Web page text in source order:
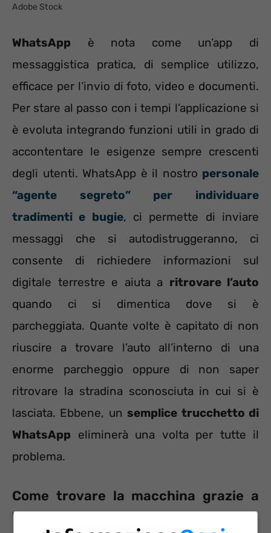
Adobe Stock
WhatsApp è nota come un’app di
messaggistica pratica, di semplice utilizzo,
efficace per l’invio di foto, video e documenti.
Per stare al passo con i tempi l’applicazione si
è evoluta integrando funzioni utili in grado di
accontentare le esigenze sempre crescenti
degli utenti. WhatsApp è il nostro personale
“agente segreto” per individuare
tradimenti e bugie, ci permette di inviare
messaggi che si autodistruggeranno, ci
consente di richiedere informazioni sul
digitale terrestre e aiuta a ritrovare l’auto
quando ci si dimentica dove si è
parcheggiata. Quante volte è capitato di non
riuscire a trovare l’auto all’interno di una
enorme parcheggio oppure di non saper
ritrovare la stradina sconosciuta in cui si è
lasciata. Ebbene, un semplice trucchetto di
WhatsApp eliminerà una volta per tutte il
problema.
Come trovare la macchina grazie a
WhatsApp